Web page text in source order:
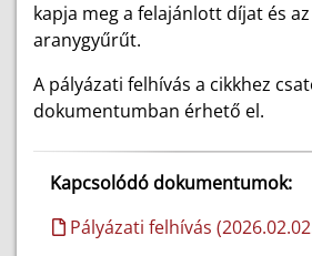
kapja meg a felajánlott díjat és
aranygyűrűt.
A pályázati felhívás a cikkhez
dokumentumban érhető el.
Kapcsolódó dokumentumok:
Pályázati felhívás